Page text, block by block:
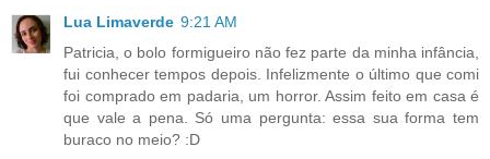
Lua Limaverde 9:21 AM
Patricia, o bolo formigueiro não fez parte da minha infância,
fui conhecer tempos depois. Infelizmente o último que comi
foi comprado em padaria, um horror. Assim feito em casa é
que vale a pena. Só uma pergunta: essa sua forma tem
buraco no meio? :D